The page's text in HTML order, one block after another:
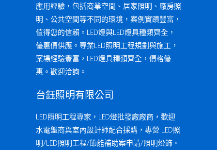
應用經驗，包括商業空間、居家照明、廠房照
明、公共空間等不同的環境，案例實蹟豐富，
值得您的信賴。LED燈與LED燈具種類齊全，
優惠價供應。專業LED照明工程規劃與施工，
案場經驗豐富，LED燈具種類齊全，價格優
惠。歡迎洽詢。
台鈺照明有限公司
LED照明工程專家，LED燈批發廠廠商，歡迎
水電盤商與室內設計師配合採購，專營 LED照
明/LED照明工程/節能補助案申請/照明燈飾。